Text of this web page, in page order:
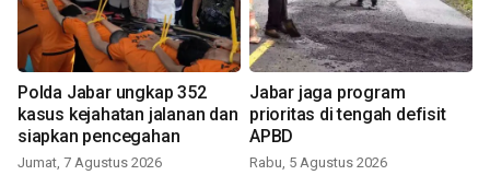
Polda Jabar ungkap 352
kasus kejahatan jalanan dan
siapkan pencegahan
Jumat, 7 Agustus 2026
Jabar jaga program
prioritas di tengah defisit
APBD
Rabu, 5 Agustus 2026